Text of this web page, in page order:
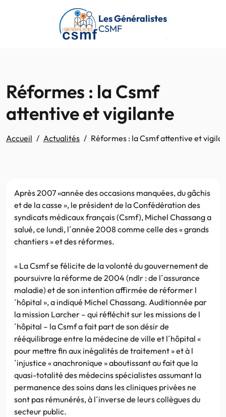
Passer au contenu principal
Les Généralistes
CSMF
Réformes : la Csmf
attentive et vigilante
Accueil Actualités Réformes : la Csmf attentive et
Après 2007 «année des occasions manquées, du gâchis
et de la casse », le président de la Confédération des
syndicats médicaux français (Csmf), Michel Chassang a
salué, ce lundi, l´année 2008 comme celle des « grands
chantiers » et des réformes.
« La Csmf se félicite de la volonté du gouvernement de
poursuivre la réforme de 2004 (ndlr : de l´assurance
maladie) et de son intention affirmée de réformer l
´hôpital », a indiqué Michel Chassang. Auditionnée par
la mission Larcher – qui réfléchit sur les missions de l
´hôpital – la Csmf a fait part de son désir de
rééquilibrage entre la médecine de ville et l´hôpital «
pour mettre fin aux inégalités de traitement » et à l
´injustice « anachronique » aboutissant au fait que la
quasi-totalité des médecins spécialistes assumant la
permanence des soins dans les cliniques privées ne
sont pas rémunérés, à l´inverse de leurs collègues du
secteur public.